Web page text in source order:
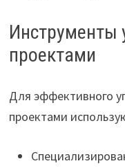
Инструменты
проектами
Для эффективного
проектами